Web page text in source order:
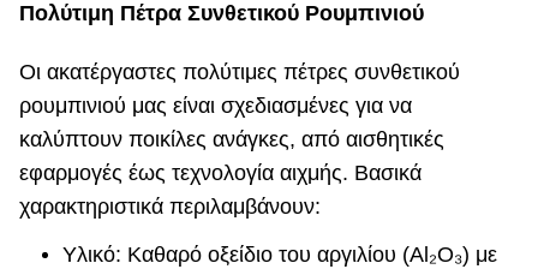
Πολύτιμη Πέτρα Συνθετικού Ρουμπινιού
Οι ακατέργαστες πολύτιμες πέτρες συνθετικού
ρουμπινιού μας είναι σχεδιασμένες για να
καλύπτουν ποικίλες ανάγκες, από αισθητικές
εφαρμογές έως τεχνολογία αιχμής. Βασικά
χαρακτηριστικά περιλαμβάνουν:
Υλικό: Καθαρό οξείδιο του αργιλίου (Al₂O₃) με